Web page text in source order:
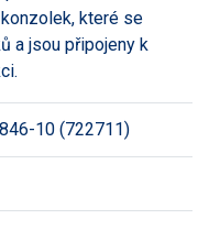
které se
a jsou připojeny k
10 (722711)